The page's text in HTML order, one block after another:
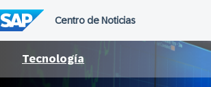
al
contenido
Tecnología